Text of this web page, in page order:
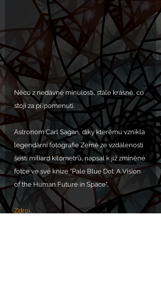
Něco z nedávné minulosti, stále krásné, co
stojí za připomenutí.
Astronom Carl Sagan, díky kterému vznikla
legendární fotografie Země ze vzdálenosti
šesti miliard kilometrů, napsal k již zmíněné
fotce ve své knize "Pale Blue Dot: A Vision
of the Human Future in Space".
Zdroj.